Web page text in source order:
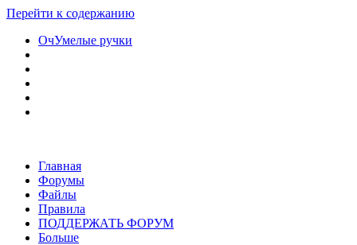
Перейти к содержанию
ОчУмелые ручки
Главная
Форумы
Файлы
Правила
ПОДДЕРЖАТЬ ФОРУМ
Больше